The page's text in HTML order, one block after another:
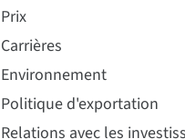
Prix
Carrières
Environnement
Politique d'exportation
Relations avec les